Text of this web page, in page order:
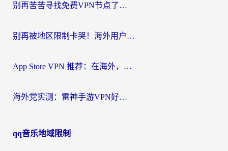
别再苦苦寻找免费VPN节点了，这才是海外访问国内资源的正确姿势
别再被地区限制卡哭！海外用户vpn中国下载全攻略，无缝刷剧办公社交
App Store VPN 推荐：在海外，如何找回那扇回家的“任意门”？
海外党实测：雷神手游VPN好用吗？和闪电VPN对比哪个回国效果更好？附小众工具深度测评
qq音乐地域限制